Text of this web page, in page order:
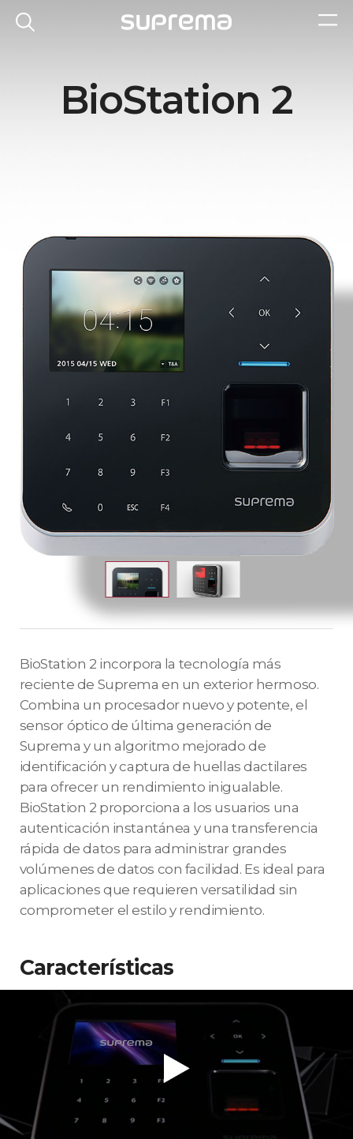
BioStation 2
BioStation 2 incorpora la tecnología más
reciente de Suprema en un exterior hermoso.
Combina un procesador nuevo y potente, el
sensor óptico de última generación de
Suprema y un algoritmo mejorado de
identificación y captura de huellas dactilares
para ofrecer un rendimiento inigualable.
BioStation 2 proporciona a los usuarios una
autenticación instantánea y una transferencia
rápida de datos para administrar grandes
volúmenes de datos con facilidad. Es ideal para
aplicaciones que requieren versatilidad sin
comprometer el estilo y rendimiento.
Características